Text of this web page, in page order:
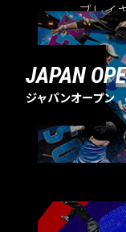
ブレイ
らせ
JAPAN
ジャパンオープン